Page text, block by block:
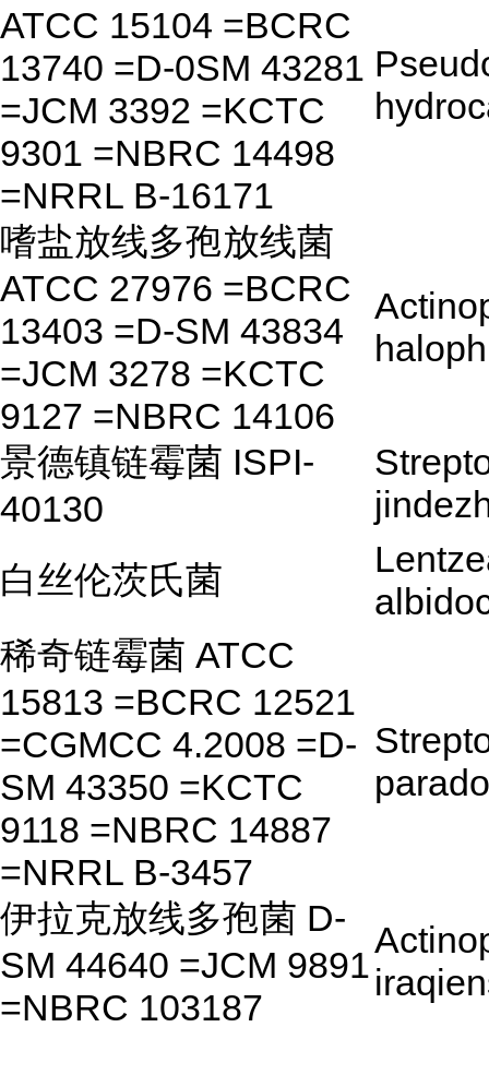
ATCC 15104 =BCRC
13740 =D-0SM 43281
=JCM 3392 =KCTC
9301 =NBRC 14498
=NRRL B-16171
嗜盐放线多孢放线菌
ATCC 27976 =BCRC
13403 =D-SM 43834
=JCM 3278 =KCTC
9127 =NBRC 14106
景德镇链霉菌 ISPI-
40130
白丝伦茨氏菌
稀奇链霉菌 ATCC
15813 =BCRC 12521
=CGMCC 4.2008 =D-
SM 43350 =KCTC
9118 =NBRC 14887
=NRRL B-3457
伊拉克放线多孢菌 D-
SM 44640 =JCM 9891
=NBRC 103187